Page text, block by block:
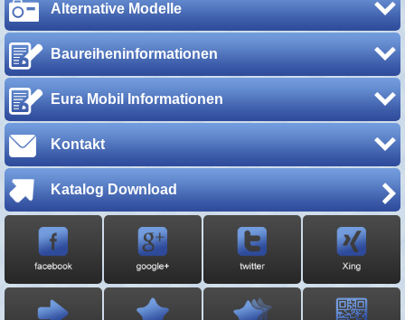
Alternative Modelle
Baureiheninformationen
Eura Mobil Informationen
Kontakt
Katalog Download